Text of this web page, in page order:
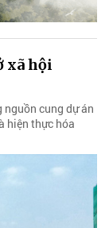
xã hội
cung dự án
hiện thực hóa